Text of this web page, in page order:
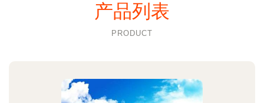
产品列表
PRODUCT